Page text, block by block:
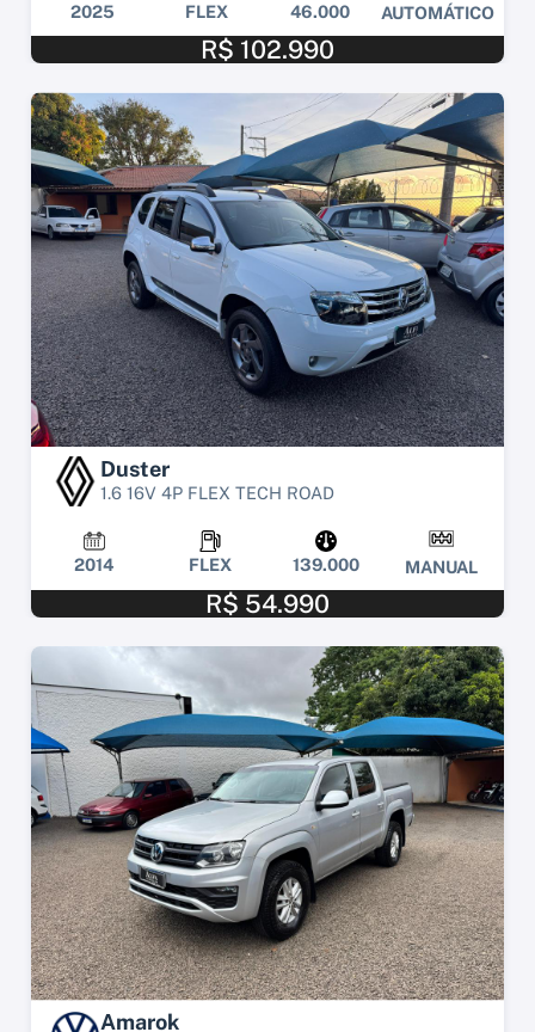
2025 FLEX 46.000 AUTOMÁTICO
R$ 102.990
Duster
1.6 16V 4P FLEX TECH ROAD
2014 FLEX 139.000 MANUAL
R$ 54.990
Amarok